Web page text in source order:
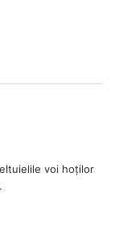
voi hoților